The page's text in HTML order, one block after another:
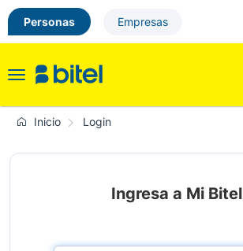
Personas Empresas
Toggle
Inicio Login
Ingresa a Mi Bitel